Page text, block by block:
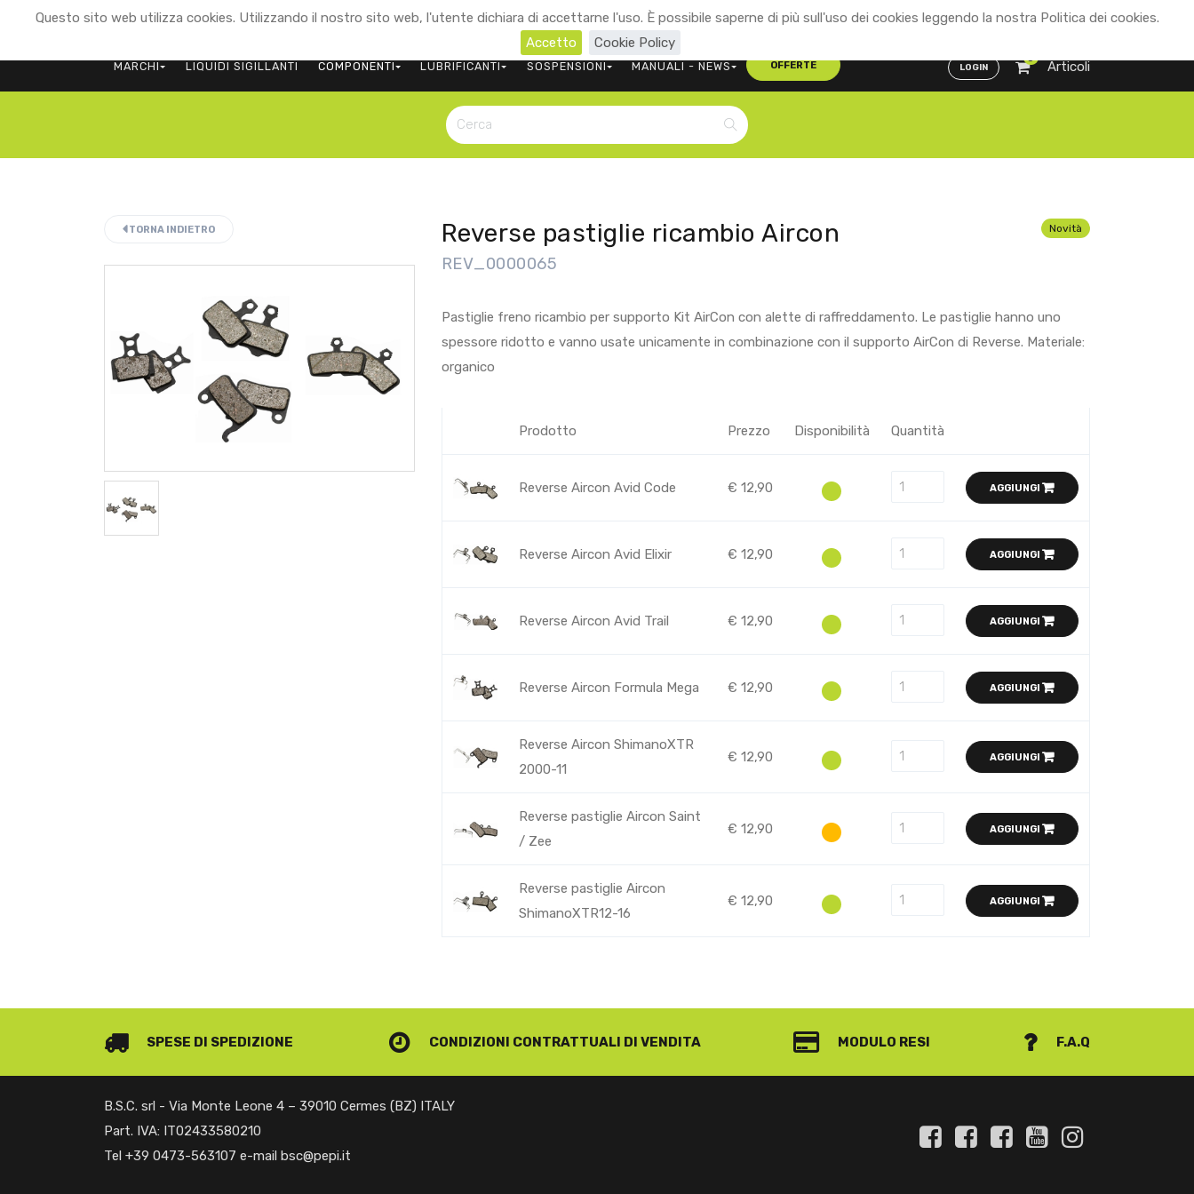
Questo sito web utilizza cookies. Utilizzando il nostro sito web, l'utente dichiara di accettarne l'uso. È possibile saperne di più sull'uso dei cookies leggendo la nostra Politica dei cookies.
Accetto
Cookie Policy
+39 0473 563107 CONTATTACI Distributori ENG ITA
MARCHI LIQUIDI SIGILLANTI COMPONENTI LUBRIFICANTI SOSPENSIONI MANUALI - NEWS OFFERTE LOGIN
0
Articoli
TORNA INDIETRO Reverse pastiglie ricambio Aircon
REV_0000065
Novità
Pastiglie freno ricambio per supporto Kit AirCon con alette di raffreddamento. Le pastiglie hanno uno
spessore ridotto e vanno usate unicamente in combinazione con il supporto AirCon di Reverse. Materiale:
organico
Prodotto Prezzo Disponibilità Quantità
Reverse Aircon Avid Code € 12,90 AGGIUNGI
Reverse Aircon Avid Elixir € 12,90 AGGIUNGI
Reverse Aircon Avid Trail € 12,90 AGGIUNGI
Reverse Aircon Formula Mega € 12,90 AGGIUNGI
Reverse Aircon ShimanoXTR
2000-11
€ 12,90 AGGIUNGI
Reverse pastiglie Aircon Saint
/ Zee
€ 12,90 AGGIUNGI
Reverse pastiglie Aircon
ShimanoXTR12-16
€ 12,90 AGGIUNGI
SPESE DI SPEDIZIONE CONDIZIONI CONTRATTUALI DI VENDITA MODULO RESI F.A.Q
B.S.C. srl - Via Monte Leone 4 – 39010 Cermes (BZ) ITALY
Part. IVA: IT02433580210
Tel +39 0473-563107 e-mail bsc@pepi.it